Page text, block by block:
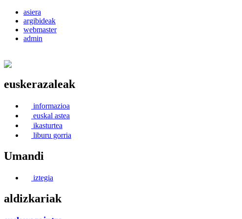
asiera
argibideak
webmaster
admin
euskerazaleak
informazioa
euskal astea
ikasturtea
liburu gorria
Umandi
iztegia
aldizkariak